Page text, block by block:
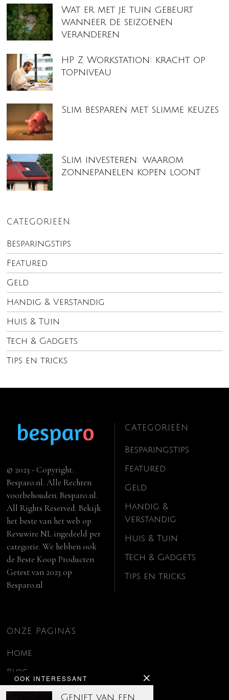
Wat er met je tuin gebeurt
wanneer de seizoenen
veranderen
HP Z Workstation: kracht op
topniveau
Slim besparen met slimme keuzes
Slim investeren: waarom
zonnepanelen kopen loont
CATEGORIEËN
Besparingstips
Featured
Geld
Handig & Verstandig
Huis & Tuin
Tech & Gadgets
Tips en tricks
OOK INTERESSANT
Geniet van een
© 2023 - Copyright.
Besparo.nl. Alle Rechten
voorbehouden. Besparo.nl.
All Rights Reserved. Bekijk
het beste van het web op
Revuwire NL ingedeeld per
categorie. We hebben ook
deBeste Koop Producten
Getest van 2023 op
Besparo.nl
CATEGORIEËN
Besparingstips
Featured
Geld
Handig &
Verstandig
Huis & Tuin
Tech & Gadgets
Tips en tricks
ONZE PAGINA’S
Home
Blog
Contact